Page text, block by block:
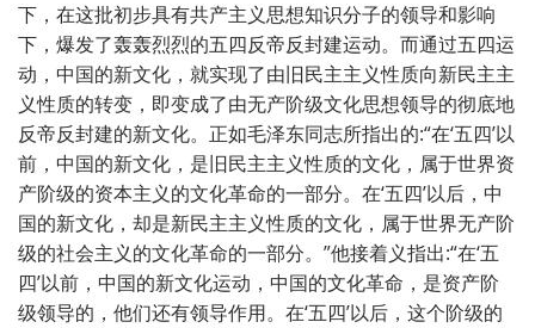
下，在这批初步具有共产主义思想知识分子的领导和影响
下，爆发了轰轰烈烈的五四反帝反封建运动。而通过五四运
动，中国的新文化，就实现了由旧民主主义性质向新民主主
义性质的转变，即变成了由无产阶级文化思想领导的彻底地
反帝反封建的新文化。正如毛泽东同志所指出的:“在‘五四’以
前，中国的新文化，是旧民主主义性质的文化，属于世界资
产阶级的资本主义的文化革命的一部分。在‘五四’以后，中
国的新文化，却是新民主主义性质的文化，属于世界无产阶
级的社会主义的文化革命的一部分。”他接着义指出:“在‘五
四’以前，中国的新文化运动，中国的文化革命，是资产阶
级领导的，他们还有领导作用。在‘五四’以后，这个阶级的